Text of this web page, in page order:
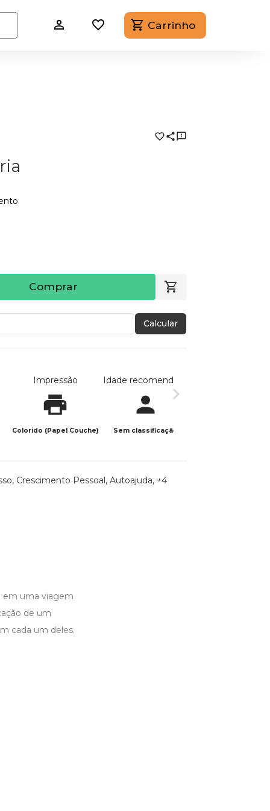
Carrinho
Comprar
Calcular
Impressão
Colorido (Papel Couche)
Idade recomendada
Sem classificação
, Crescimento Pessoal, Autoajuda, +4
em uma viagem
de um
cada um deles.